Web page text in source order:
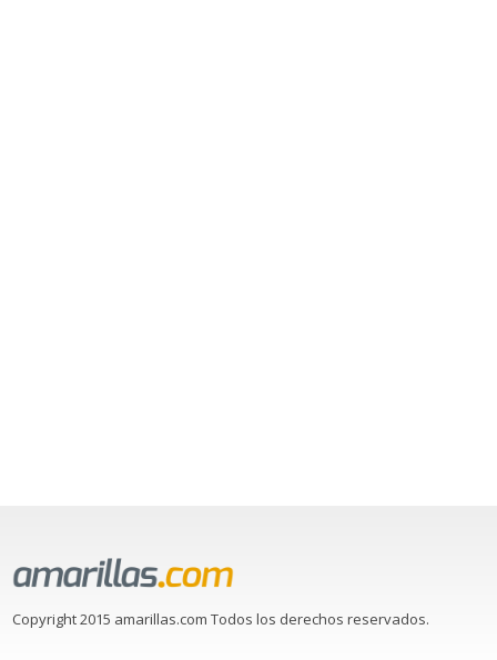
Copyright 2015 amarillas.com Todos los derechos reservados.